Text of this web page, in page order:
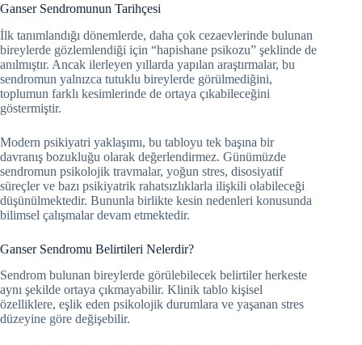
Ganser Sendromunun Tarihçesi
İlk tanımlandığı dönemlerde, daha çok cezaevlerinde bulunan
bireylerde gözlemlendiği için “hapishane psikozu” şeklinde de
anılmıştır. Ancak ilerleyen yıllarda yapılan araştırmalar, bu
sendromun yalnızca tutuklu bireylerde görülmediğini,
toplumun farklı kesimlerinde de ortaya çıkabileceğini
göstermiştir.
Modern psikiyatri yaklaşımı, bu tabloyu tek başına bir
davranış bozukluğu olarak değerlendirmez. Günümüzde
sendromun psikolojik travmalar, yoğun stres, disosiyatif
süreçler ve bazı psikiyatrik rahatsızlıklarla ilişkili olabileceği
düşünülmektedir. Bununla birlikte kesin nedenleri konusunda
bilimsel çalışmalar devam etmektedir.
Ganser Sendromu Belirtileri Nelerdir?
Sendrom bulunan bireylerde görülebilecek belirtiler herkeste
aynı şekilde ortaya çıkmayabilir. Klinik tablo kişisel
özelliklere, eşlik eden psikolojik durumlara ve yaşanan stres
düzeyine göre değişebilir.